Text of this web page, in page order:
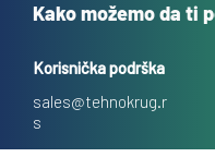
Kako možemo da ti
Korisnička podrška
sales@tehnokrug.r
s